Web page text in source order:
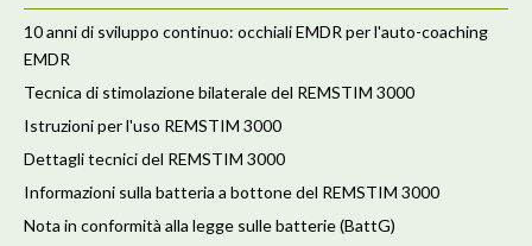
10 anni di sviluppo continuo: occhiali EMDR per l'auto-coaching
EMDR
Tecnica di stimolazione bilaterale del REMSTIM 3000
Istruzioni per l'uso REMSTIM 3000
Dettagli tecnici del REMSTIM 3000
Informazioni sulla batteria a bottone del REMSTIM 3000
Nota in conformità alla legge sulle batterie (BattG)